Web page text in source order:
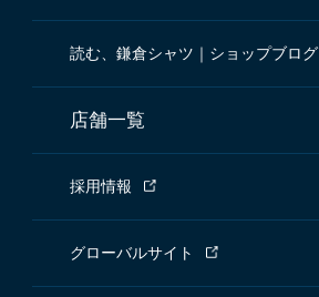
読む、鎌倉シャツ｜ショップブログ
店舗一覧
採用情報
グローバルサイト